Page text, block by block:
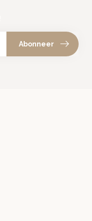
Abonneer